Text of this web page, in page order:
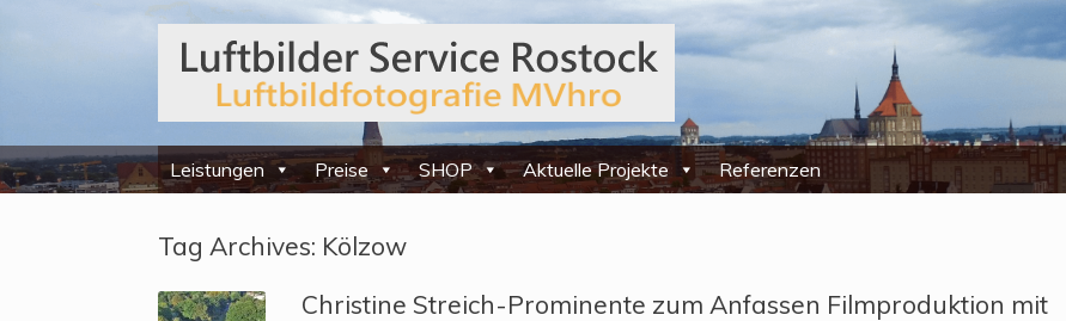
Leistungen Preise SHOP Aktuelle Projekte Referenzen
Tag Archives: Kölzow
Christine Streich-Prominente zum Anfassen Filmproduktion mit